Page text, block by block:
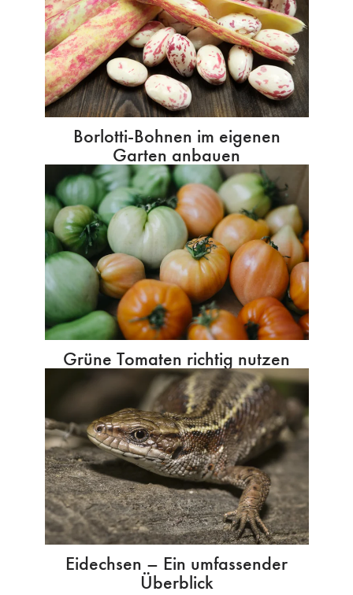
Borlotti-Bohnen im eigenen
Garten anbauen
Grüne Tomaten richtig nutzen
Eidechsen – Ein umfassender
Überblick